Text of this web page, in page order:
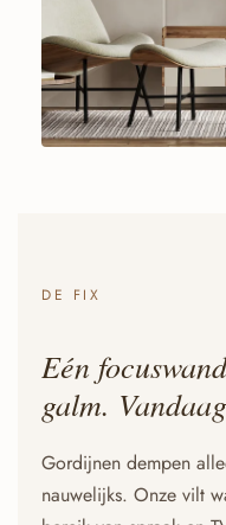
DE FIX
Eén
galm.
Gordijnen dempen
nauwelijks. Onze vilt